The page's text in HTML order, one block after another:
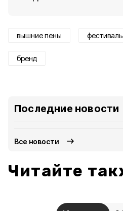
вышние пены фестиваль
бренд
Последние новости
Все новости
Читайте